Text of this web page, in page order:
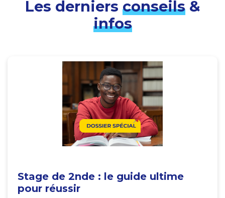
Les derniers conseils&
infos
Stage de 2nde : le guide ultime
pour réussir